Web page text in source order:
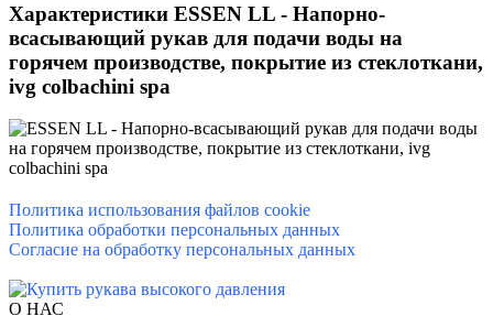
Характеристики ESSEN LL - Напорно-
всасывающий рукав для подачи воды на
горячем производстве, покрытие из стеклоткани,
ivg colbachini spa
Политика использования файлов cookie
Политика обработки персональных данных
Согласие на обработку персональных данных
О НАС